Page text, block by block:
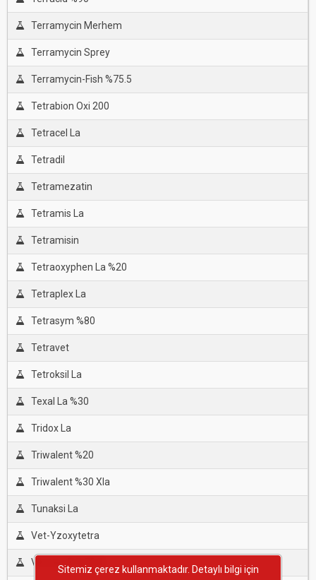
Terramycin Merhem
Terramycin Sprey
Terramycin-Fish %75.5
Tetrabion Oxi 200
Tetracel La
Tetradil
Tetramezatin
Tetramis La
Tetramisin
Tetraoxyphen La %20
Tetraplex La
Tetrasym %80
Tetravet
Tetroksil La
Texal La %30
Tridox La
Triwalent %20
Triwalent %30 Xla
Tunaksi La
Vet-Yzoxytetra
Vimoxy-B %75.5
Sitemiz çerez kullanmaktadır. Detaylı bilgi için